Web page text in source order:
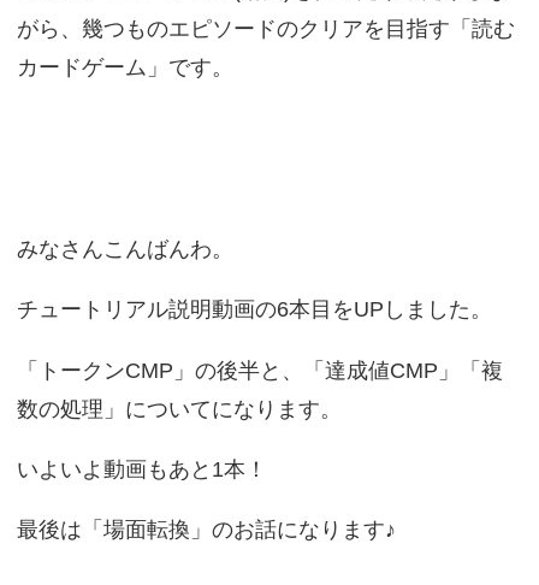
がら、幾つものエピソードのクリアを目指す「読む
カードゲーム」です。
みなさんこんばんわ。
チュートリアル説明動画の6本目をUPしました。
「トークンCMP」の後半と、「達成値CMP」「複
数の処理」についてになります。
いよいよ動画もあと1本！
最後は「場面転換」のお話になります♪